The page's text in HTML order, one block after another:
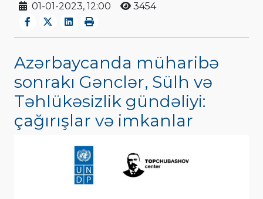
01-01-2023, 12:00
3454
Azərbaycanda müharibə
sonrakı Gənclər, Sülh və
Təhlükəsizlik gündəliyi:
çağırışlar və imkanlar